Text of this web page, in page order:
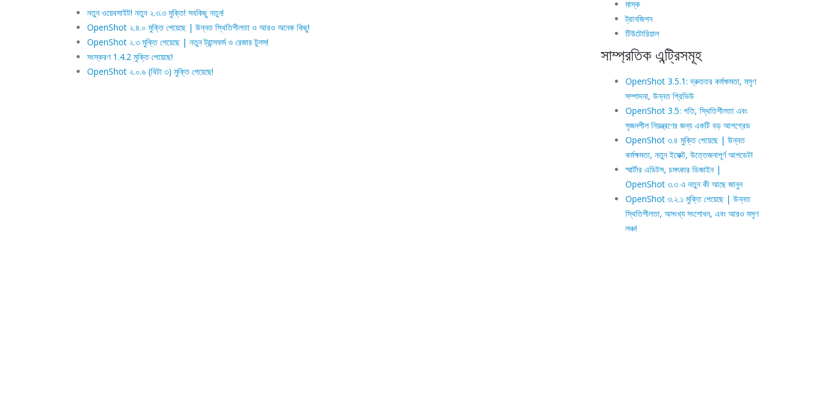
নতুন ওয়েবসাইট! নতুন ২.৩.৩ মুক্তি! সবকিছু নতুন!
OpenShot ২.৪.০ মুক্তি পেয়েছে | উন্নত স্থিতিশীলতা ও আরও অনেক কিছু!
OpenShot ২.৩ মুক্তি পেয়েছে | নতুন ট্রান্সফর্ম ও রেজার টুলস!
সংস্করণ 1.4.2 মুক্তি পেয়েছে!
OpenShot ২.০.৬ (বিটা ৩) মুক্তি পেয়েছে!
মাস্ক
ট্রানজিশন
টিউটোরিয়াল
সাম্প্রতিক এন্ট্রিসমূহ
OpenShot 3.5.1: দ্রুততর কর্মক্ষমতা, মসৃণ
সম্পাদনা, উন্নত প্রিভিউ
OpenShot 3.5: গতি, স্থিতিশীলতা এবং
সৃজনশীল নিয়ন্ত্রণের জন্য একটি বড় আপগ্রেড
OpenShot ৩.৪ মুক্তি পেয়েছে | উন্নত
কর্মক্ষমতা, নতুন ইফেক্ট, উত্তেজনাপূর্ণ আপডেট!
স্মার্টার এডিটস, চমৎকার ডিজাইন |
OpenShot ৩.৩ এ নতুন কী আছে জানুন
OpenShot ৩.২.১ মুক্তি পেয়েছে | উন্নত
স্থিতিশীলতা, অসংখ্য সংশোধন, এবং আরও মসৃণ
লঞ্চ!